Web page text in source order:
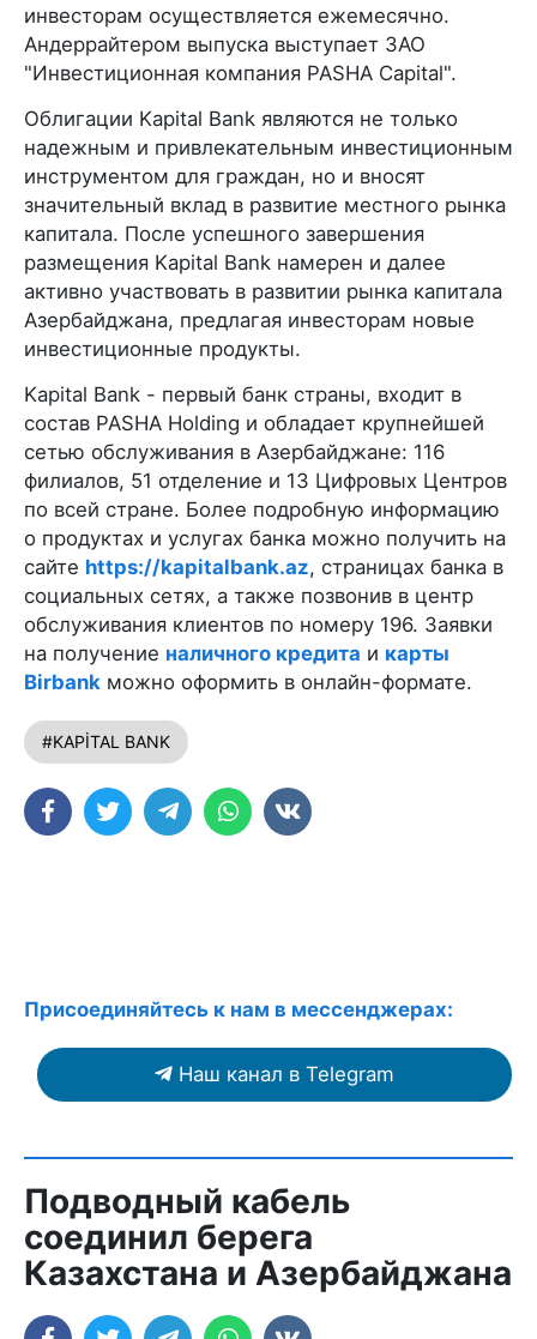
инвесторам осуществляется ежемесячно.
Андеррайтером выпуска выступает ЗАО
"Инвестиционная компания PASHA Capital".
Облигации Kapital Bank являются не только
надежным и привлекательным инвестиционным
инструментом для граждан, но и вносят
значительный вклад в развитие местного рынка
капитала. После успешного завершения
размещения Kapital Bank намерен и далее
активно участвовать в развитии рынка капитала
Азербайджана, предлагая инвесторам новые
инвестиционные продукты.
Kapital Bank - первый банк страны, входит в
состав PASHA Holding и обладает крупнейшей
сетью обслуживания в Азербайджане: 116
филиалов, 51 отделение и 13 Цифровых Центров
по всей стране. Более подробную информацию
о продуктах и услугах банка можно получить на
сайте https://kapitalbank.az, страницах банка в
социальных сетях, а также позвонив в центр
обслуживания клиентов по номеру 196. Заявки
на получение наличного кредита и карты
Birbank можно оформить в онлайн-формате.
#KAPİTAL BANK
Присоединяйтесь к нам в мессенджерах:
Наш канал в Telegram
Подводный кабель
соединил берега
Казахстана и Азербайджана